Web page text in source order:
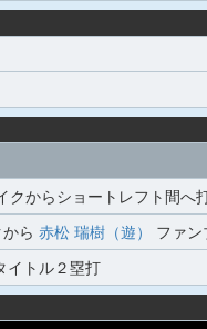
クからショートレフト間へ
ら 赤松 瑞樹（遊）
ファン
イトル２塁打